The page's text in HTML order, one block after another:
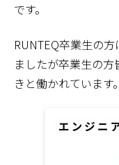
です。
RUNTEQ卒業生の
ましたが卒業生の
きと働かれています。